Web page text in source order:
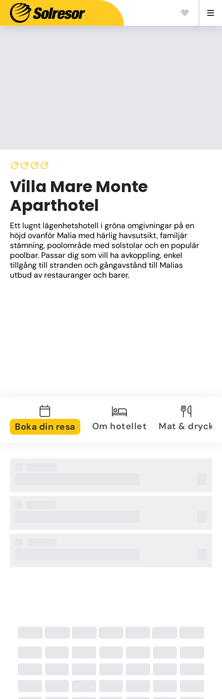
Villa Mare Monte
Aparthotel
Ett lugnt lägenhetshotell i gröna omgivningar på en
höjd ovanför Malia med härlig havsutsikt, familjär
stämning, poolområde med solstolar och en populär
poolbar. Passar dig som vill ha avkoppling, enkel
tillgång till stranden och gångavstånd till Malias
utbud av restauranger och barer.
Boka din resa Om hotellet Mat & dryck